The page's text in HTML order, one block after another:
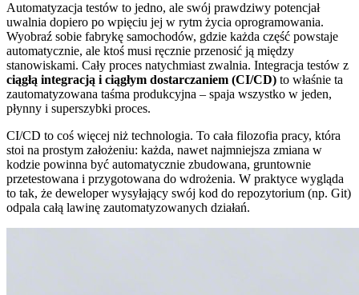
Automatyzacja testów to jedno, ale swój prawdziwy potencjał
uwalnia dopiero po wpięciu jej w rytm życia oprogramowania.
Wyobraź sobie fabrykę samochodów, gdzie każda część powstaje
automatycznie, ale ktoś musi ręcznie przenosić ją między
stanowiskami. Cały proces natychmiast zwalnia. Integracja testów z
ciągłą integracją i ciągłym dostarczaniem (CI/CD) to właśnie ta
zautomatyzowana taśma produkcyjna – spaja wszystko w jeden,
płynny i superszybki proces.
CI/CD to coś więcej niż technologia. To cała filozofia pracy, która
stoi na prostym założeniu: każda, nawet najmniejsza zmiana w
kodzie powinna być automatycznie zbudowana, gruntownie
przetestowana i przygotowana do wdrożenia. W praktyce wygląda
to tak, że deweloper wysyłający swój kod do repozytorium (np. Git)
odpala całą lawinę zautomatyzowanych działań.